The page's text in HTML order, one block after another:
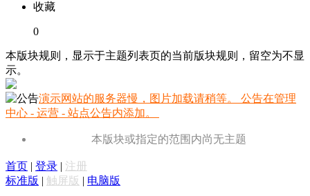
收藏
0
本版块规则，显示于主题列表页的当前版块规则，留空为不显
示。
演示网站的服务器慢，图片加载请稍等。 公告在管理
中心 - 运营 - 站点公告内添加。
本版块或指定的范围内尚无主题
首页 | 登录 | 注册
标准版 | 触屏版 | 电脑版